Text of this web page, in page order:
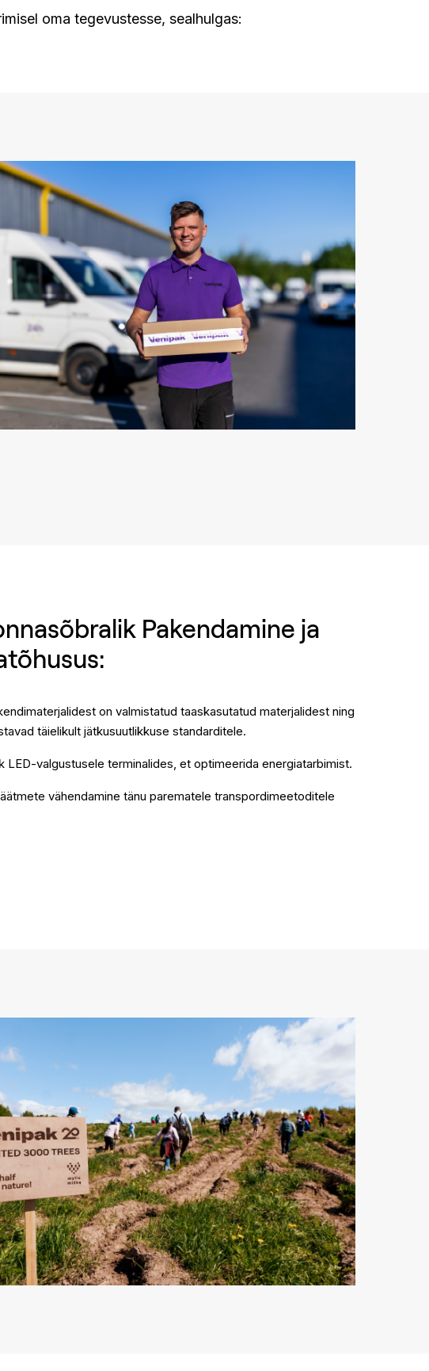
oma tegevustesse, sealhulgas:
Pakendamine ja
on valmistatud taaskasutatud materjalidest ning
täielikult jätkusuutlikkuse standarditele.
LED-valgustusele terminalides, et optimeerida energiatarbimist.
vähendamine tänu parematele transpordimeetoditele